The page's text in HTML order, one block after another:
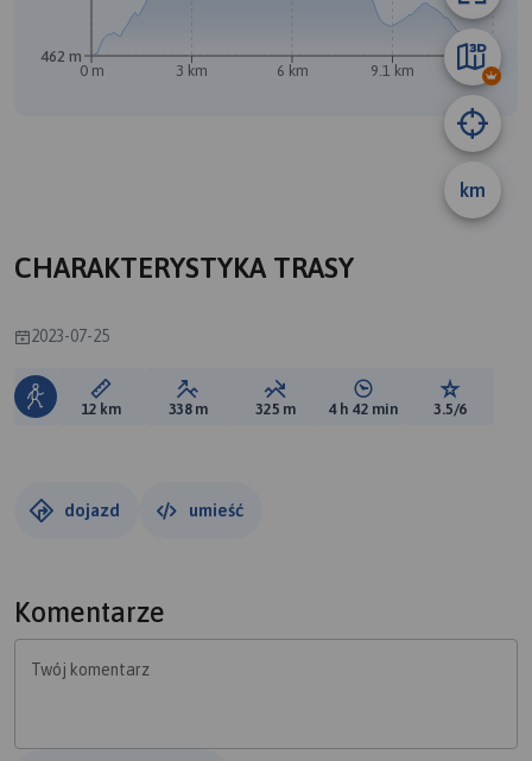
km
0 m 3 km 6 km 9.1 km 12 km
462 m
CHARAKTERYSTYKA TRASY
2023-07-25
Długość trasy:
12 km Suma przewyższeń:
338 m Suma spadków:
325 m Średni czas potrzebny
4 h 42 min Ocena
3.5/6
dojazd umieść
Komentarze
Twój komentarz